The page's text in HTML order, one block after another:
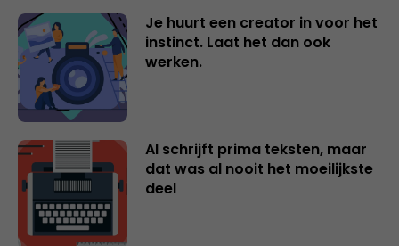
Je huurt een creator in voor het
instinct. Laat het dan ook
werken.
AI schrijft prima teksten, maar
dat was al nooit het moeilijkste
deel